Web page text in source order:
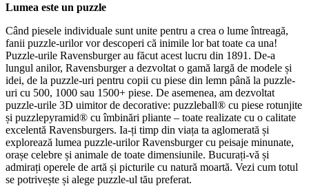
Lumea este un puzzle
Când piesele individuale sunt unite pentru a crea o lume întreagă,
fanii puzzle-urilor vor descoperi că inimile lor bat toate ca una!
Puzzle-urile Ravensburger au făcut acest lucru din 1891. De-a
lungul anilor, Ravensburger a dezvoltat o gamă largă de modele și
idei, de la puzzle-uri pentru copii cu piese din lemn până la puzzle-
uri cu 500, 1000 sau 1500+ piese. De asemenea, am dezvoltat
puzzle-urile 3D uimitor de decorative: puzzleball® cu piese rotunjite
și puzzlepyramid® cu îmbinări pliante – toate realizate cu o calitate
excelentă Ravensburgers. Ia-ți timp din viața ta aglomerată și
explorează lumea puzzle-urilor Ravensburger cu peisaje minunate,
orașe celebre și animale de toate dimensiunile. Bucurați-vă și
admirați operele de artă și picturile cu natură moartă. Vezi cum totul
se potrivește și alege puzzle-ul tău preferat.